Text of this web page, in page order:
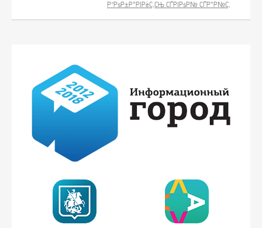
Р”РѕР±Р°РІРёС‚СЊ СЃРІРѕР№ СЃР°Р№С‚